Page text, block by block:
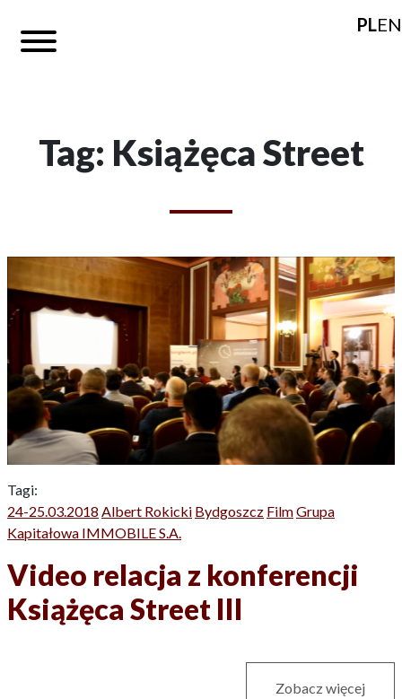
PLEN
Tag: Książęca Street
Tagi:
24-25.03.2018 Albert Rokicki Bydgoszcz FilmGrupa
Kapitałowa IMMOBILE S.A.
Video relacja z konferencji
Książęca Street III
Zobacz więcej